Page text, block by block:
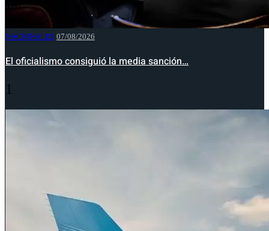
NACIONALES 07/08/2026
El oficialismo consiguió la media sanción…
1